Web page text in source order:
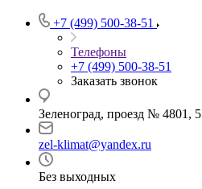
+7 (499) 500-38-51
Телефоны
+7 (499) 500-38-51
Заказать звонок
Зеленоград, проезд № 4801, 5
zel-klimat@yandex.ru
Без выходных